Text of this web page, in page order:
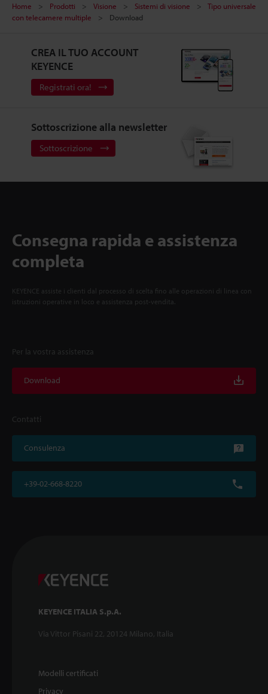
Home Prodotti Visione Sistemi di visione
Tipo universale
con telecamere multiple
Download
CREA IL TUO ACCOUNT
KEYENCE
Registrati ora!
Sottoscrizione alla newsletter
Sottoscrizione
Consegna rapida e assistenza
completa
KEYENCE assiste i clienti dal processo di scelta fino alle operazioni di linea con
istruzioni operative in loco e assistenza post-vendita.
Per la vostra assistenza
Download
Contatti
Consulenza
+39-02-668-8220
KEYENCE ITALIA S.p.A.
Via Vittor Pisani 22, 20124 Milano, Italia
Modelli certificati
Privacy